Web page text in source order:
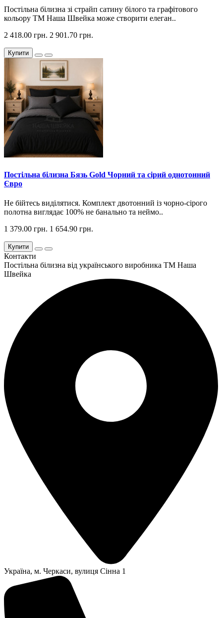
Постільна білизна зі страйп сатину білого та графітового
кольору ТМ Наша Швейка може створити елеган..
2 418.00 грн. 2 901.70 грн.
Купити
Постільна білизна Бязь Gold Чорний та сірий однотонний
Євро
Не бійтесь виділятися. Комплект двотонний із чорно-сірого
полотна виглядає 100% не банально та неймо..
1 379.00 грн. 1 654.90 грн.
Купити
Контакти
Постільна білизна від українського виробника ТМ Наша
Швейка
Українa, м. Черкаси, вулиця Сінна 1